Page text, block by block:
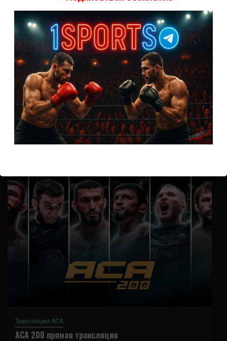
А как смотреть с ноутбука?
Анонимно кРасписание боев UFC
Кусок говна ты, существом даже нельзя ,такое как ты назвать!
АнонимнокКонор МакГрегор
УЧ
АнонимнокРэнди Браун — Николас Далби
не запускается ни один бой, реклама есть, а когда
заканчивается начинается загрузка видео длиною в жизнь.
Исправьте пожалуйста
Трансляции ACA
ACA 200 прямая трансляция